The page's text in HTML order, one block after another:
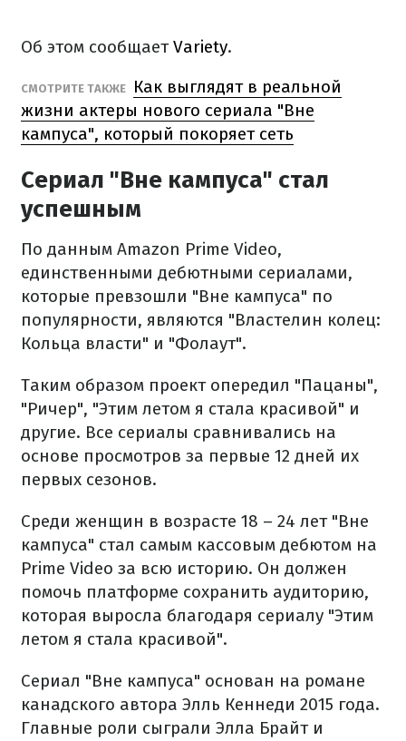
Об этом сообщаетVariety.
СМОТРИТЕ ТАКЖЕ
Как выглядят в реальной
жизни актеры нового сериала "Вне
кампуса", который покоряет сеть
Сериал "Вне кампуса" стал
успешным
По данным Amazon Prime Video,
единственными дебютными сериалами,
которые превзошли "Вне кампуса" по
популярности, являются "Властелин колец:
Кольца власти" и "Фолаут".
Таким образом проект опередил "Пацаны",
"Ричер", "Этим летом я стала красивой" и
другие. Все сериалы сравнивались на
основе просмотров за первые 12 дней их
первых сезонов.
Среди женщин в возрасте 18 – 24 лет "Вне
кампуса" стал самым кассовым дебютом на
Prime Video за всю историю. Он должен
помочь платформе сохранить аудиторию,
которая выросла благодаря сериалу "Этим
летом я стала красивой".
Сериал "Вне кампуса" основан на романе
канадского автора Элль Кеннеди 2015 года.
Главные роли сыграли Элла Брайт и